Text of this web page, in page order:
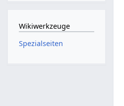
Wikiwerkzeuge
Spezialseiten